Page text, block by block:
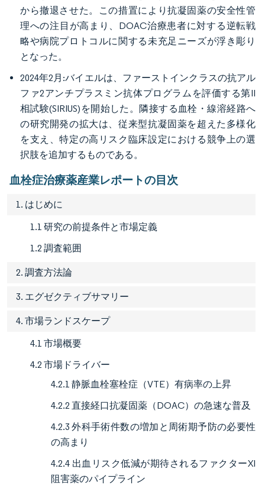
から撤退させた。この措置により抗凝固薬の安全性管
理への注目が高まり、DOAC治療患者に対する逆転戦
略や病院プロトコルに関する未充足ニーズが浮き彫り
となった。
2024年2月:バイエルは、ファーストインクラスの抗アル
ファ2アンチプラスミン抗体プログラムを評価する第II
相試験(SIRIUS)を開始した。隣接する血栓・線溶経路へ
の研究開発の拡大は、従来型抗凝固薬を超えた多様化
を支え、特定の高リスク臨床設定における競争上の選
択肢を追加するものである。
血栓症治療薬産業レポートの目次
1. はじめに
1.1 研究の前提条件と市場定義
1.2 調査範囲
2. 調査方法論
3. エグゼクティブサマリー
4. 市場ランドスケープ
4.1 市場概要
4.2 市場ドライバー
4.2.1 静脈血栓塞栓症（VTE）有病率の上昇
4.2.2 直接経口抗凝固薬（DOAC）の急速な普及
4.2.3 外科手術件数の増加と周術期予防の必要性
の高まり
4.2.4 出血リスク低減が期待されるファクターXI
阻害薬のパイプライン